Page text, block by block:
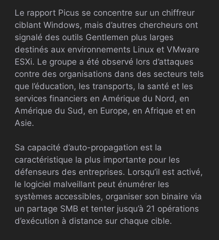
Le rapport Picus se concentre sur un chiffreur
ciblant Windows, mais d’autres chercheurs ont
signalé des outils Gentlemen plus larges
destinés aux environnements Linux et VMware
ESXi. Le groupe a été observé lors d’attaques
contre des organisations dans des secteurs tels
que l’éducation, les transports, la santé et les
services financiers en Amérique du Nord, en
Amérique du Sud, en Europe, en Afrique et en
Asie.
Sa capacité d’auto-propagation est la
caractéristique la plus importante pour les
défenseurs des entreprises. Lorsqu’il est activé,
le logiciel malveillant peut énumérer les
systèmes accessibles, organiser son binaire via
un partage SMB et tenter jusqu’à 21 opérations
d’exécution à distance sur chaque cible.